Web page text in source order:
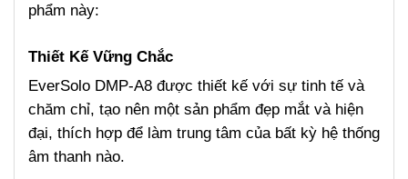
phẩm này:
Thiết Kế Vững Chắc
EverSolo DMP-A8 được thiết kế với sự tinh tế và
chăm chỉ, tạo nên một sản phẩm đẹp mắt và hiện
đại, thích hợp để làm trung tâm của bất kỳ hệ thống
âm thanh nào.